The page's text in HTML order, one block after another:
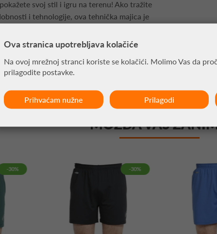
svoj stil i igru na terenu! Ako tražite
i tehnologije, ova tehnička majica je
se za nove sportske izazove i
do sada!
MOŽDA VAS
-30% -30%
Ova stranica upotrebljava kolačiće
Na ovoj mrežnoj stranci koriste se kolačići. Molimo Vas da
prilagodite postavke.
Prihvaćam nužne Prilagodi